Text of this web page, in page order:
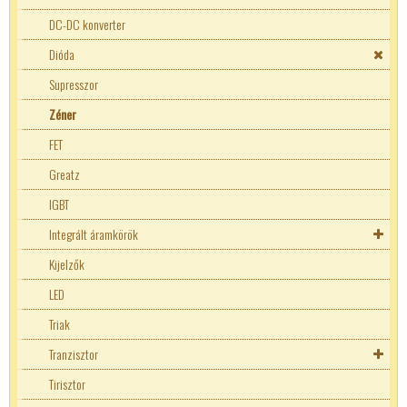
TR5 nyákos biztosíték
DC-DC konverter
Dióda
Supresszor
Zéner
FET
Greatz
IGBT
Integrált áramkörök
Hangvégfokok
IC foglalat
Logikai áramkörök
MC
Memória
Kijelzők
LED
Triak
Tranzisztor
Tranzisztor kellékek
Tirisztor